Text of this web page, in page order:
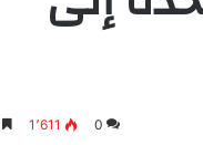
0 1٬611